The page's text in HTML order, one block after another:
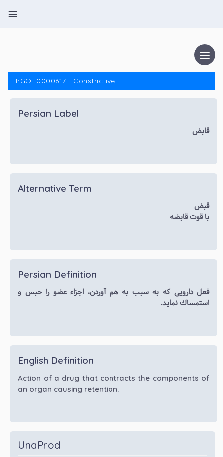
IrGO_0000617 - Constrictive
Persian Label
قابض
Alternative Term
قبض
با قوت قابضه
Persian Definition
فعل دارویی که به سبب به هم آوردن، اجزاء عضو را حبس و
استمساك نمايد.
English Definition
Action of a drug that contracts the components of
an organ causing retention.
UnaProd